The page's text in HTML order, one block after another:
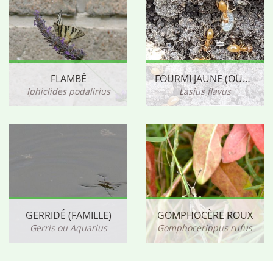
FLAMBÉ
Iphiclides podalirius
FOURMI JAUNE (OUVRIÈRES)
Lasius flavus
GERRIDÉ (FAMILLE)
Gerris ou Aquarius
GOMPHOCÈRE ROUX
Gomphocerippus rufus